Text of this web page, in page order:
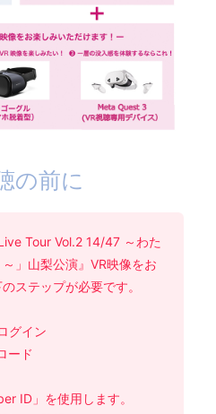
の前に
Tour Vol.2 14/47 ～わた
」山梨公演』VR映像をお
ステップが必要です。
グイン
ード
ID」を使用します。